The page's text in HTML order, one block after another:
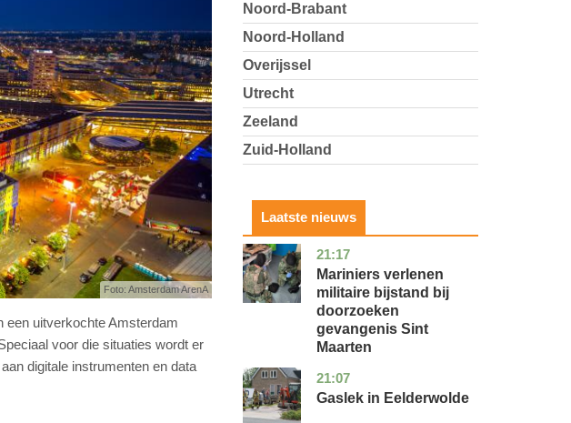
Foto: Amsterdam ArenA
een uitverkochte Amsterdam
voor die situaties wordt er
digitale instrumenten en data
Noord-Brabant
Noord-Holland
Overijssel
Utrecht
Zeeland
Zuid-Holland
Laatste nieuws
21:17
buitenland
Mariniers verlenen
militaire bijstand bij
doorzoeken
gevangenis Sint
Maarten
21:07
drenthe
nieuws
Gaslek in Eelderwolde